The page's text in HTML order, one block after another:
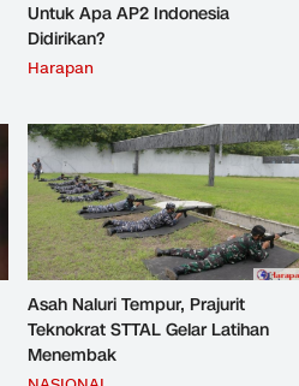
Untuk Apa AP2 Indonesia
Didirikan?
Harapan
Asah Naluri Tempur, Prajurit
Teknokrat STTAL Gelar Latihan
Menembak